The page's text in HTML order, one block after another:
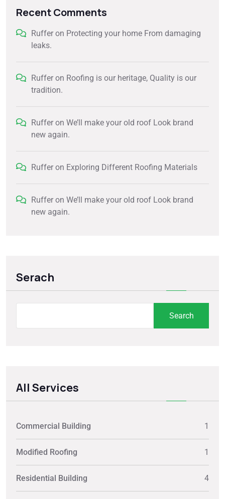
Recent Comments
Ruffer on Protecting your home From damaging
leaks.
Ruffer on Roofing is our heritage, Quality is our
tradition.
Ruffer on We’ll make your old roof Look brand
new again.
Ruffer on Exploring Different Roofing Materials
Ruffer on We’ll make your old roof Look brand
new again.
Serach
Search
All Services
Commercial Building 1
Modified Roofing 1
Residential Building 4